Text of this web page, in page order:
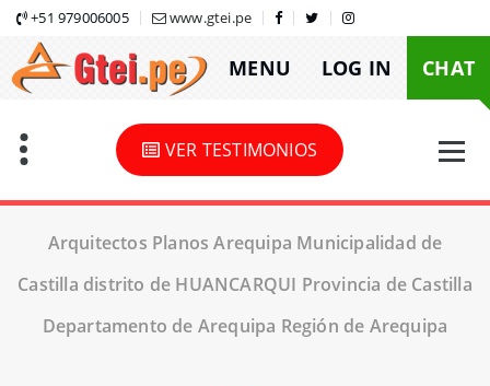
Skip
content
+51 979006005 www.gtei.pe
MENU LOG IN CHAT
VER TESTIMONIOS
Arquitectos Planos Arequipa Municipalidad de
Castilla distrito de HUANCARQUI Provincia de Castilla
Departamento de Arequipa Región de Arequipa